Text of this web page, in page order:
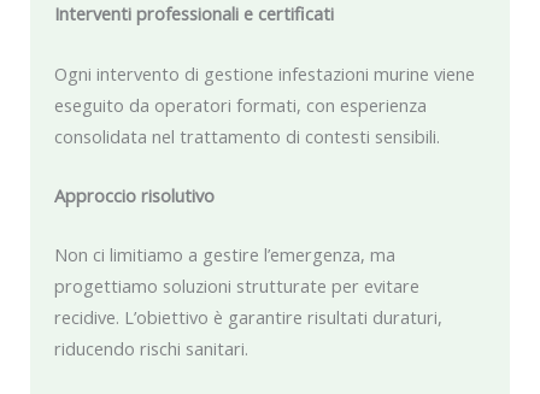
Interventi professionali e certificati
Ogni intervento di gestione infestazioni murine viene
eseguito da operatori formati, con esperienza
consolidata nel trattamento di contesti sensibili.
Approccio risolutivo
Non ci limitiamo a gestire l’emergenza, ma
progettiamo soluzioni strutturate per evitare
recidive. L’obiettivo è garantire risultati duraturi,
riducendo rischi sanitari.